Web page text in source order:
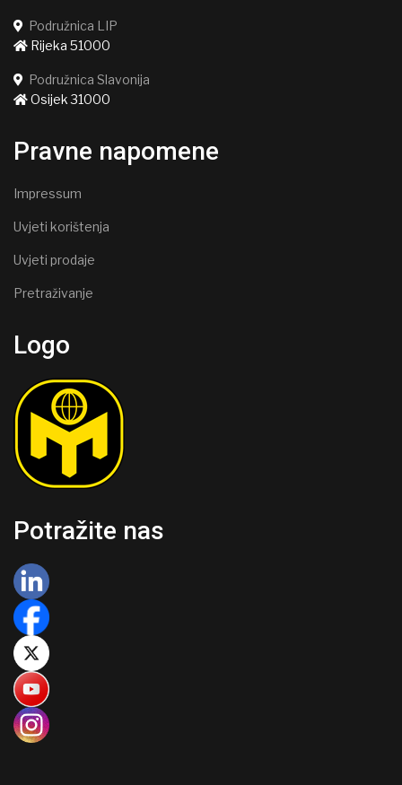
Podružnica LIP
Rijeka 51000
Podružnica Slavonija
Osijek 31000
Pravne napomene
Impressum
Uvjeti korištenja
Uvjeti prodaje
Pretraživanje
Logo
Potražite nas